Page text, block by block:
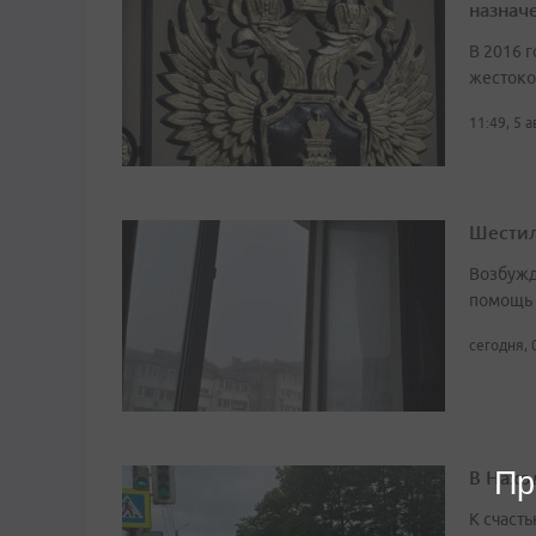
В 2016
11:49, 5
помощь
сегодня,
В
К